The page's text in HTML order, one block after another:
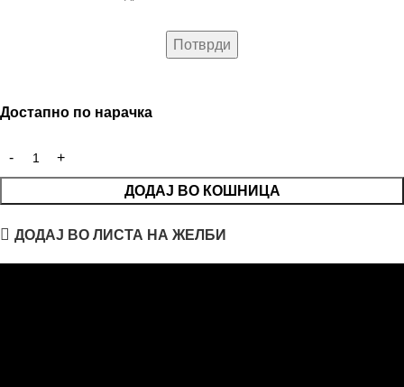
Достапно по нарачка
ДОДАЈ ВО КОШНИЦА
ДОДАЈ ВО ЛИСТА НА ЖЕЛБИ